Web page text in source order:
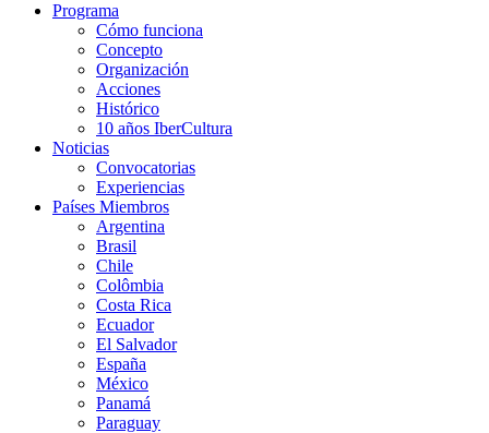
Programa
Cómo funciona
Concepto
Organización
Acciones
Histórico
10 años IberCultura
Noticias
Convocatorias
Experiencias
Países Miembros
Argentina
Brasil
Chile
Colômbia
Costa Rica
Ecuador
El Salvador
España
México
Panamá
Paraguay